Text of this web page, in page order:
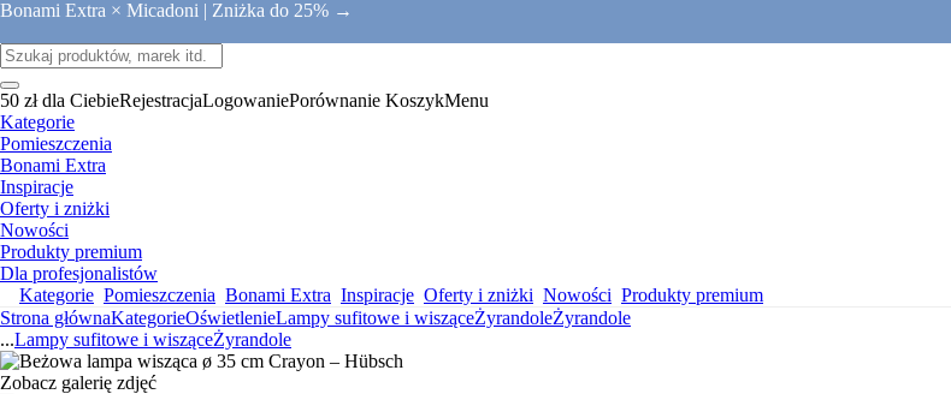
Bonami Extra × Micadoni | Zniżka do 25% →
50 zł dla CiebieRejestracjaLogowaniePorównanie KoszykMenu
Kategorie
Pomieszczenia
Bonami Extra
Inspiracje
Oferty i zniżki
Nowości
Produkty premium
Dla profesjonalistów
Kategorie Pomieszczenia Bonami Extra Inspiracje Oferty i zniżki Nowości Produkty premium
Strona głównaKategorieOświetlenieLampy sufitowe i wisząceŻyrandoleŻyrandole
...Lampy sufitowe i wisząceŻyrandole
Zobacz galerię zdjęć